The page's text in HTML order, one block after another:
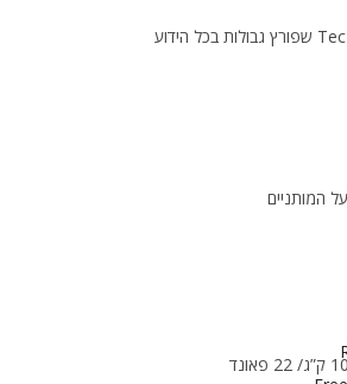
מאזן הציפה Side Mount Avenger Maya הדגם החדש מבית TecLine שפורץ גבולות בכל הידוע
המותניים